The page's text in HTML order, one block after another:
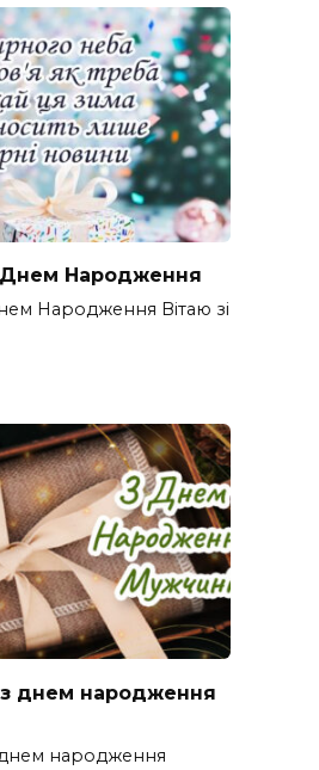
Днем Народження
Народження Вітаю зі
з днем народження
народження